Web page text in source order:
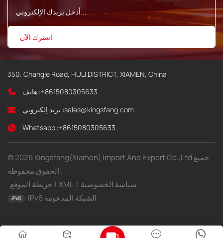
350. Changle Road, HULI DISTRICT, XIAMEN, China
هاتف :+8615080305633
بريد إلكتروني :sales@kingsfang.com
Whatsapp :+8615080305633
© 2026 Kingsfang(Xiamen) Import And Export Co.,Ltd جميع
الحقوق محفوظة .
خريطة الموقع | XML | سياسة الخصوصية
IPv6 الشبكة المدعومة